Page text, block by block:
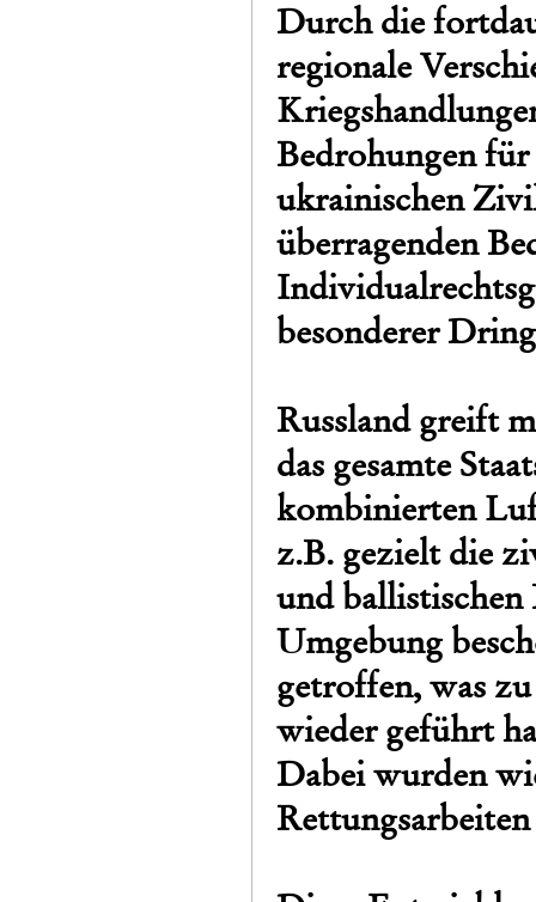
Durch die
regionale
Bedrohungen
ukrainischen
überragenden
besonderer
Russland greift
das gesamte
kombinierten Luftangriffen
z.B. gezielt die
und
Umgebung
getroffen, was
wieder geführt
Dabei wurden
Rettungsarbeiten